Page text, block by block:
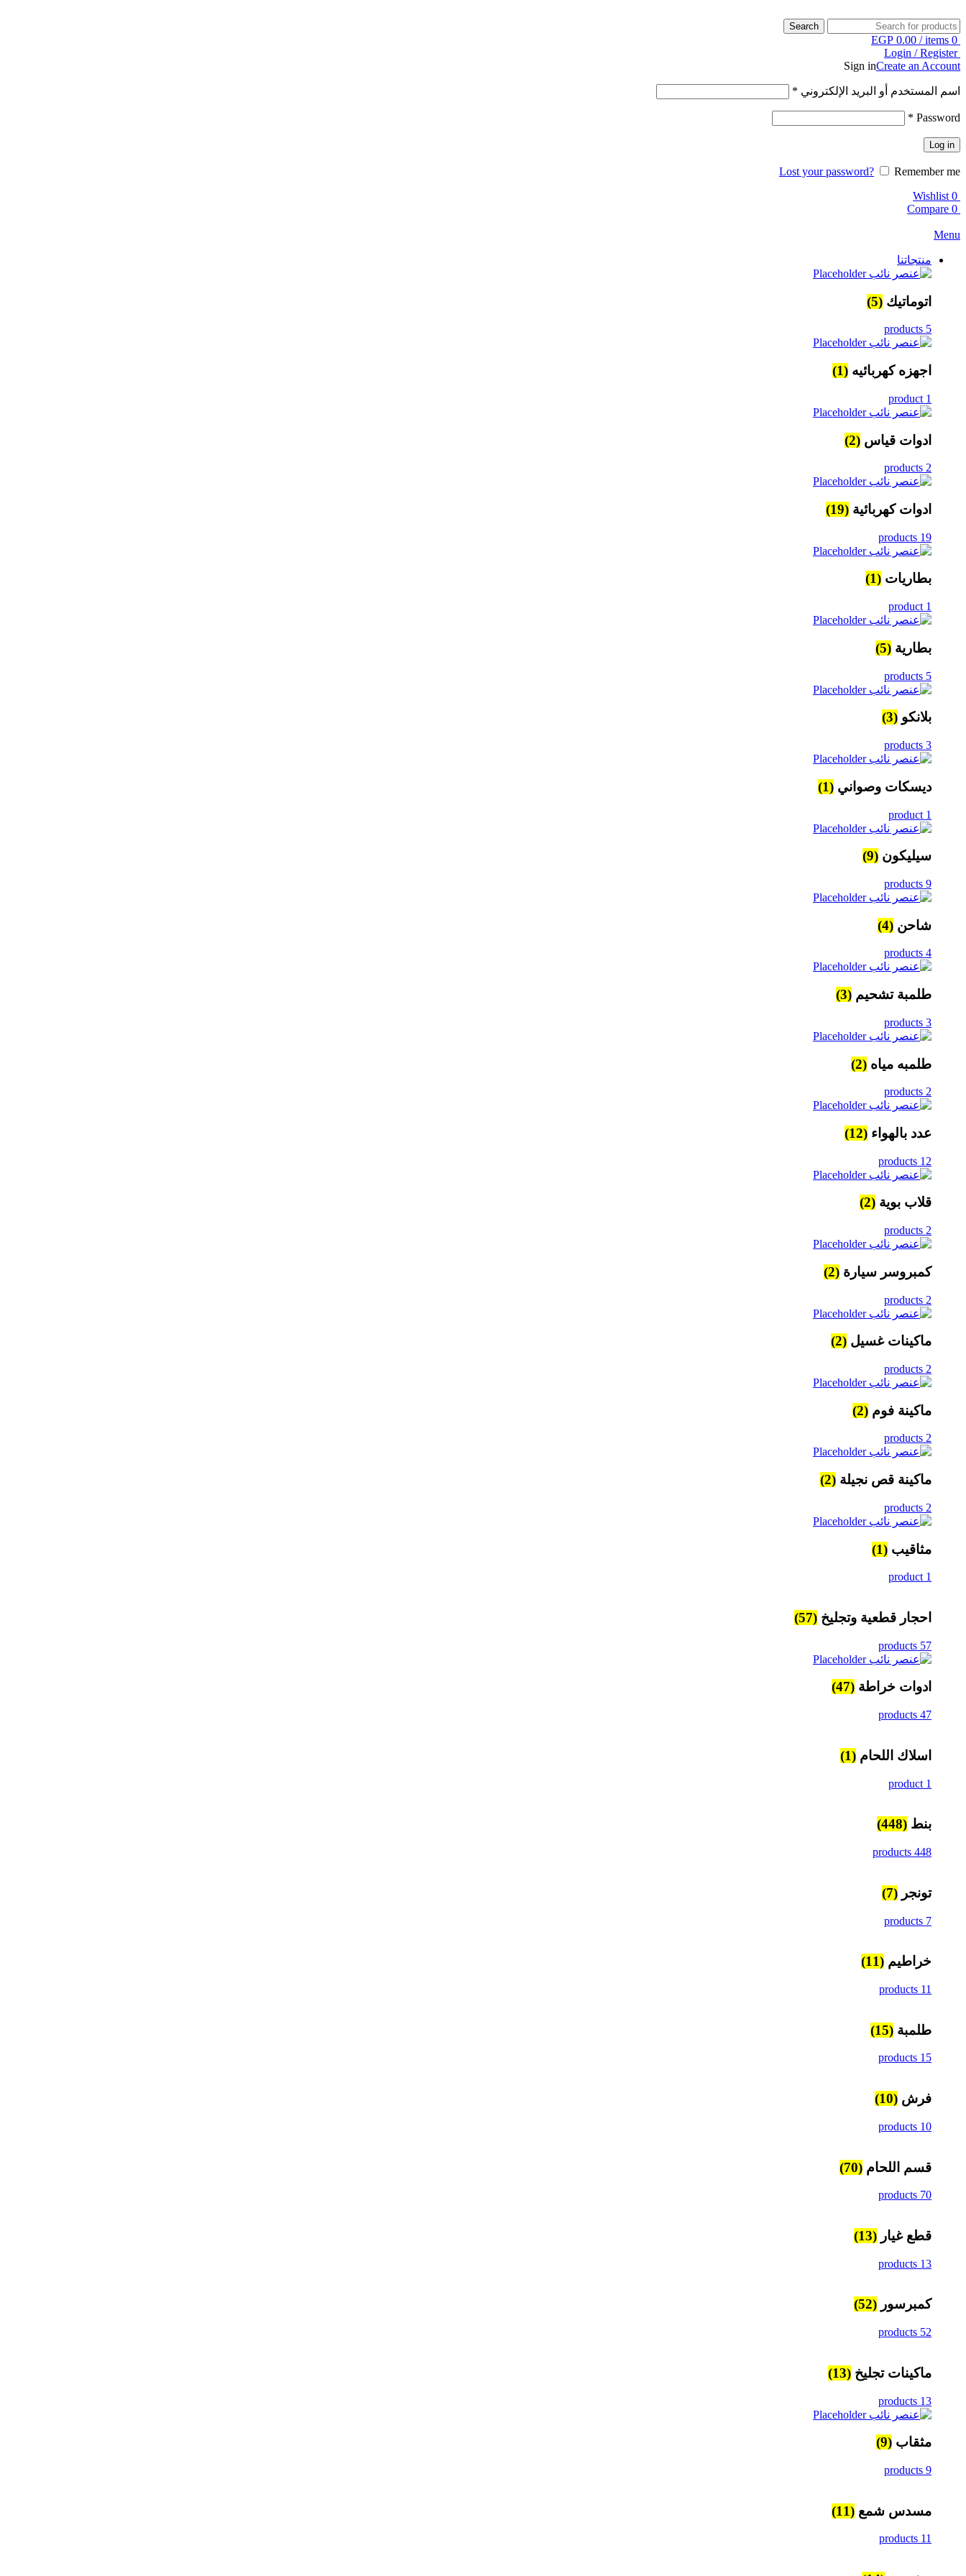
Search
0
items
/
EGP 0.00
Login / Register
Sign inCreate an Account
اسم المستخدم أو البريد الإلكتروني *
Password
*
Log in
Lost your password?
Remember me
0
Wishlist
0
Compare
Menu
منتجاتنا
اتوماتيك (5)
5 products
اجهزه كهربائيه (1)
1 product
ادوات قياس (2)
2 products
ادوات كهربائية (19)
19 products
بطاريات (1)
1 product
بطارية (5)
5 products
بلانكو (3)
3 products
ديسكات وصواني (1)
1 product
سيليكون (9)
9 products
شاحن (4)
4 products
طلمبة تشحيم (3)
3 products
طلمبه مياه (2)
2 products
عدد بالهواء (12)
12 products
قلاب بوية (2)
2 products
كمبروسر سيارة (2)
2 products
ماكينات غسيل (2)
2 products
ماكينة فوم (2)
2 products
ماكينة قص نجيلة (2)
2 products
مثاقيب (1)
1 product
احجار قطعية وتجليخ (57)
57 products
ادوات خراطة (47)
47 products
اسلاك اللحام (1)
1 product
بنط (448)
448 products
تونجر (7)
7 products
خراطيم (11)
11 products
طلمبة (15)
15 products
فرش (10)
10 products
قسم اللحام (70)
70 products
قطع غيار (13)
13 products
كمبرسور (52)
52 products
ماكينات تجليخ (13)
13 products
مثقاب (9)
9 products
مسدس شمع (11)
11 products